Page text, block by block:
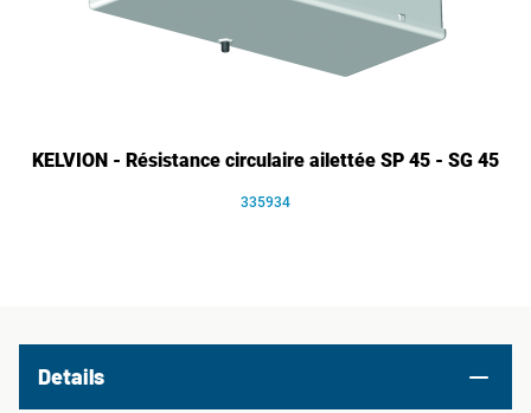
KELVION - Résistance circulaire ailettée SP 45 - SG 45
335934
Details